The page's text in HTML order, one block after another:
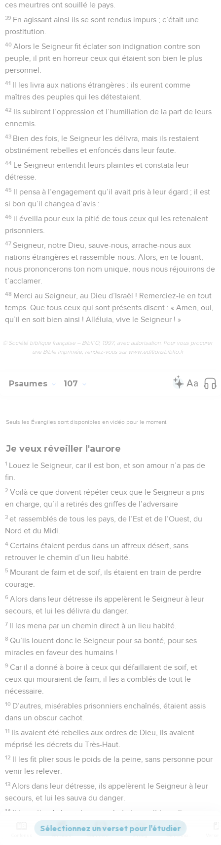
ces meurtres ont souillé le pays.
39 En agissant ainsi ils se sont rendus impurs ; c’était une
prostitution.
40 Alors le Seigneur fit éclater son indignation contre son
peuple, il prit en horreur ceux qui étaient son bien le plus
personnel.
41 Il les livra aux nations étrangères : ils eurent comme
maîtres des peuples qui les détestaient.
42 Ils subirent l’oppression et l’humiliation de la part de leurs
ennemis.
43 Bien des fois, le Seigneur les délivra, mais ils restaient
obstinément rebelles et enfoncés dans leur faute.
44 Le Seigneur entendit leurs plaintes et constata leur
détresse.
45 Il pensa à l’engagement qu’il avait pris à leur égard ; il est
si bon qu’il changea d’avis :
46 il éveilla pour eux la pitié de tous ceux qui les retenaient
prisonniers.
47 Seigneur, notre Dieu, sauve-nous, arrache-nous aux
nations étrangères et rassemble-nous. Alors, en te louant,
nous prononcerons ton nom unique, nous nous réjouirons de
t’acclamer.
48 Merci au Seigneur, au Dieu d’Israël ! Remerciez-le en tout
temps. Que tous ceux qui sont présents disent : « Amen, oui,
qu’il en soit bien ainsi ! Alléluia, vive le Seigneur ! »
© Société biblique française – Bibli’O, 1997, avec autorisation. Pour vous procurer
une Bible imprimée, rendez-vous sur www.editionsbiblio.fr
Psaumes 107
Seuls les Évangiles sont disponibles en vidéo pour le moment.
Je veux réveiller l'aurore
1 Louez le Seigneur, car il est bon, et son amour n’a pas de
fin.
2 Voilà ce que doivent répéter ceux que le Seigneur a pris
en charge, qu’il a retirés des griffes de l’adversaire
3 et rassemblés de tous les pays, de l’Est et de l’Ouest, du
Nord et du Midi.
4 Certains étaient perdus dans un affreux désert, sans
retrouver le chemin d’un lieu habité.
5 Mourant de faim et de soif, ils étaient en train de perdre
courage.
6 Alors dans leur détresse ils appelèrent le Seigneur à leur
secours, et lui les délivra du danger.
7 Il les mena par un chemin direct à un lieu habité.
8 Qu’ils louent donc le Seigneur pour sa bonté, pour ses
miracles en faveur des humains !
9 Car il a donné à boire à ceux qui défaillaient de soif, et
ceux qui mouraient de faim, il les a comblés de tout le
nécessaire.
10 D’autres, misérables prisonniers enchaînés, étaient assis
dans un obscur cachot.
11 Ils avaient été rebelles aux ordres de Dieu, ils avaient
méprisé les décrets du Très-Haut.
12 Il les fit plier sous le poids de la peine, sans personne pour
venir les relever.
13 Alors dans leur détresse, ils appelèrent le Seigneur à leur
secours, et lui les sauva du danger.
14 Il les retira de leur obscur cachot et rompit leurs liens.
Qu’ils louent donc le Seigneur pour sa bonté, pour ses
Versions Commentaires Strong